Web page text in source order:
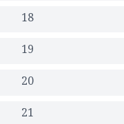
18
19
20
21